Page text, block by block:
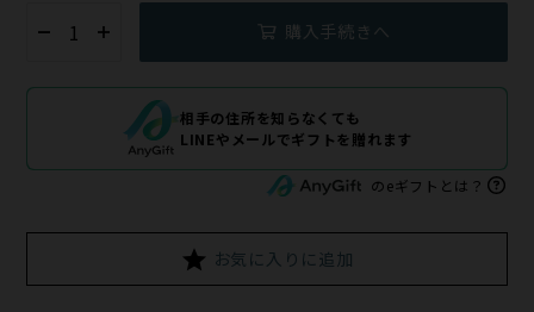
購入手続きへ
相手の住所を知らなくても
LINEやメールでギフトを贈れます
のeギフトとは？
お気に入りに追加